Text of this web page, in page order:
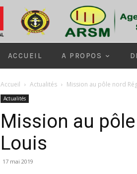
ACCUEIL A PROPOS
Accueil Actualités Mission au pôle nord
Actualités
Mission au
Louis
17 mai 2019